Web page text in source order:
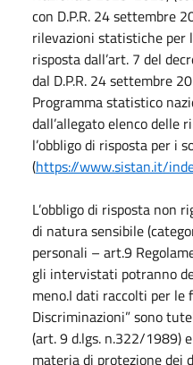
con D.P.R. 24 settembre
rilevazioni statistiche per
risposta dall’art. 7 del
dal D.P.R. 24 settembre
Programma statistico
dall’allegato elenco delle
l’obbligo di risposta per i
(https://www.sistan.it/
L’obbligo di risposta non
di natura sensibile
personali – art.9
gli intervistati potranno
meno.I dati raccolti per le
Discriminazioni” sono
(art. 9 d.lgs. n.322/1989)
materia di protezione dei